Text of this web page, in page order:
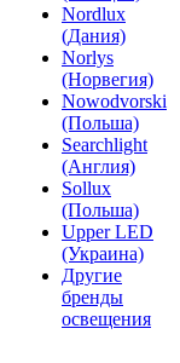
Nordlux
(Дания)
Norlys
(Норвегия)
Nowodvorski
(Польша)
Searchlight
(Англия)
Sollux
(Польша)
Upper LED
(Украина)
Другие
бренды
освещения